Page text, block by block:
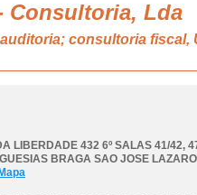
Consultoria, Lda
consultoria fiscal,
LIBERDADE 432 6º SALAS 41/42,
BRAGA SAO JOSE